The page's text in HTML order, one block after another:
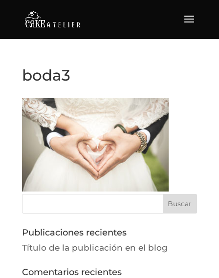
boda3
Publicaciones recientes
Título de la publicación en el blog
Comentarios recientes